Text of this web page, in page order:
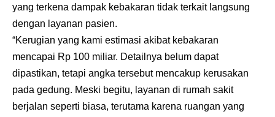
yang terkena dampak kebakaran tidak terkait langsung
dengan layanan pasien.
“Kerugian yang kami estimasi akibat kebakaran
mencapai Rp 100 miliar. Detailnya belum dapat
dipastikan, tetapi angka tersebut mencakup kerusakan
pada gedung. Meski begitu, layanan di rumah sakit
berjalan seperti biasa, terutama karena ruangan yang